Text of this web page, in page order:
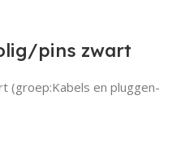
pins zwart
(groep:Kabels en pluggen-